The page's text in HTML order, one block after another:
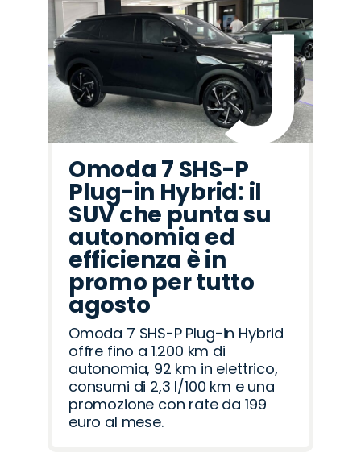
Omoda 7 SHS-P
Plug-in Hybrid: il
SUV che punta su
autonomia ed
efficienza è in
promo per tutto
agosto
Omoda 7 SHS-P Plug-in Hybrid
offre fino a 1.200 km di
autonomia, 92 km in elettrico,
consumi di 2,3 l/100 km e una
promozione con rate da 199
euro al mese.